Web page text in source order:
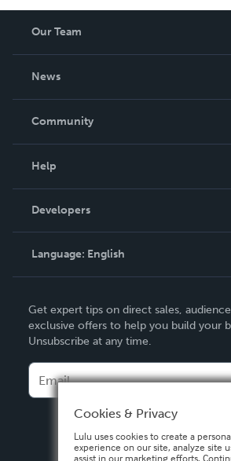
Our Team
News
In The News
Community
Podcast
Help
Order Lookup
Knowledge Base
Contact Support
Developers
Language: English
Deutsch
Français
Español
Get expert tips on direct sales,
exclusive offers to help you build your
Unsubscribe at any time.
Cookies & Privacy
Lulu uses cookies to create a
experience on our site, analyze site
assist in our marketing efforts.